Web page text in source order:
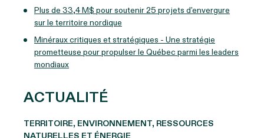
Plus de 33,4 M$ pour soutenir 25 projets d'envergure
sur le territoire nordique
Minéraux critiques et stratégiques - Une stratégie
prometteuse pour propulser le Québec parmi les leaders
mondiaux
ACTUALITÉ
TERRITOIRE, ENVIRONNEMENT, RESSOURCES